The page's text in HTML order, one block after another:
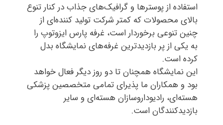
استفاده از پوسترها و گرافیک‌های جذاب در کنار تنوع
بالای محصولات که کمتر شرکت تولید کننده‌ای از
چنین تنوعی برخوردار است، غرفه پارس ایزوتوپ را
به یکی از پر بازدیدترین‌ غرفه‌های نمایشگاه بدل
کرده است.
این نمایشگاه همچنان تا دو روز دیگر فعال خواهد
بود و همکاران ما پذیرای تمامی متخصصین پزشکی
هسته‌ای، رادیوداروسازان هسته‌ای و سایر
بازدیدکنندگان است.